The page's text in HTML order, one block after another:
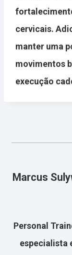
cervicais.
manter uma
movimentos
execução
Marcus
Personal
especialista